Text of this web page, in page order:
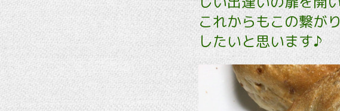
これからもこの繋が
したいと思います♪